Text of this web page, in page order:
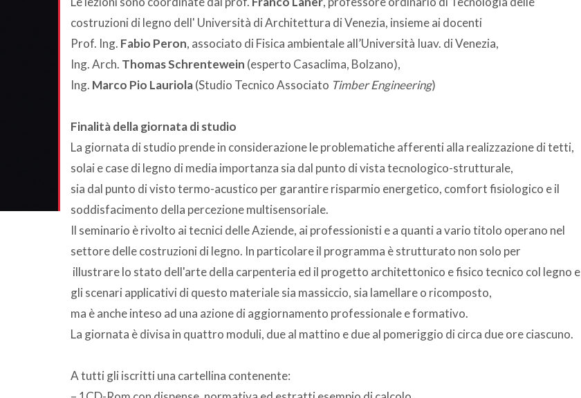
costruzioni di legno dell' Università di Architettura di Venezia, insieme ai docenti
Prof. Ing. Fabio Peron, associato di Fisica ambientale all’Università Iuav. di Venezia,
Ing. Arch. Thomas Schrentewein (esperto Casaclima, Bolzano),
Ing. Marco Pio Lauriola(Studio Tecnico Associato Timber Engineering)
Finalità della giornata di studio
La giornata di studio prende in considerazione le problematiche afferenti alla realizzazione di tetti,
solai e case di legno di media importanza sia dal punto di vista tecnologico-strutturale,
sia dal punto di visto termo-acustico per garantire risparmio energetico, comfort fisiologico e il
soddisfacimento della percezione multisensoriale.
Il seminario è rivolto ai tecnici delle Aziende, ai professionisti e a quanti a vario titolo operano nel
settore delle costruzioni di legno. In particolare il programma è strutturato non solo per
illustrare lo stato dell'arte della carpenteria ed il progetto architettonico e fisico tecnico col legno e
gli scenari applicativi di questo materiale sia massiccio, sia lamellare o ricomposto,
ma è anche inteso ad una azione di aggiornamento professionale e formativo.
La giornata è divisa in quattro moduli, due al mattino e due al pomeriggio di circa due ore ciascuno.
A tutti gli iscritti una cartellina contenente: